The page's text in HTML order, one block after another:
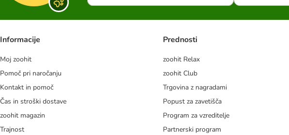
Informacije
Moj zoohit
Pomoč pri naročanju
Kontakt in pomoč
Čas in stroški dostave
zoohit magazin
Trajnost
Prednosti
zoohit Relax
zoohit Club
Trgovina z nagradami
Popust za zavetišča
Program za vzreditelje
Partnerski program